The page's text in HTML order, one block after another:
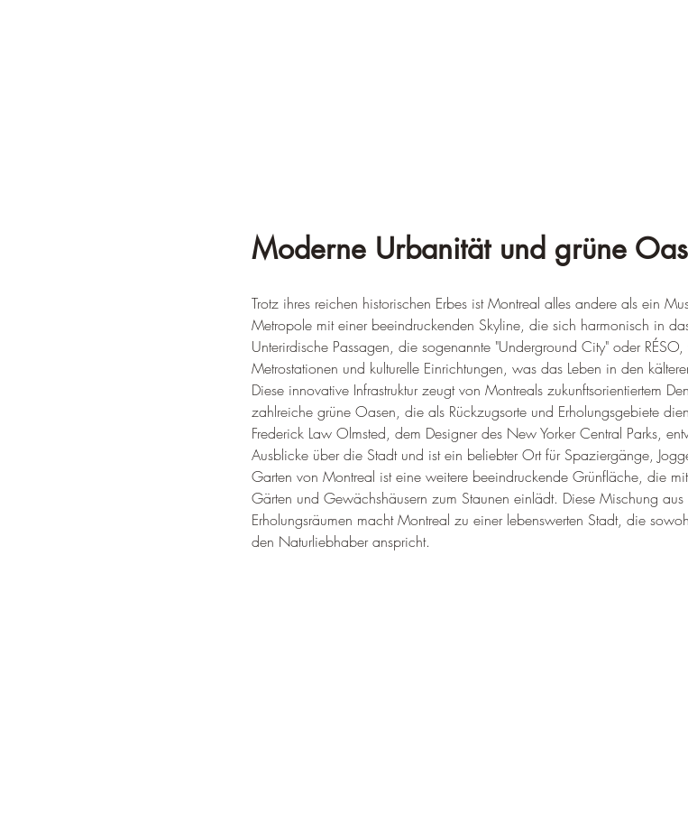
Moderne Urbanität und grüne
Trotz ihres reichen historischen Erbes ist Montreal alles andere als ein
Metropole mit einer beeindruckenden Skyline, die sich harmonisch in
Unterirdische Passagen, die sogenannte "Underground City" oder
Metrostationen und kulturelle Einrichtungen, was das Leben in den
Diese innovative Infrastruktur zeugt von Montreals zukunftsorientiertem
zahlreiche grüne Oasen, die als Rückzugsorte und Erholungsgebiete
Frederick Law Olmsted, dem Designer des New Yorker Central Parks,
Ausblicke über die Stadt und ist ein beliebter Ort für Spaziergänge,
Garten von Montreal ist eine weitere beeindruckende Grünfläche, die
Gärten und Gewächshäusern zum Staunen einlädt. Diese Mischung
Erholungsräumen macht Montreal zu einer lebenswerten Stadt, die
den Naturliebhaber anspricht.